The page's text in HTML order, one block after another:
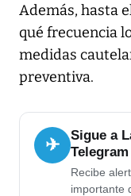
Además, hasta
qué frecuencia
medidas
preventiva.
✈
Sigue a
Telegram
Recibe
importante